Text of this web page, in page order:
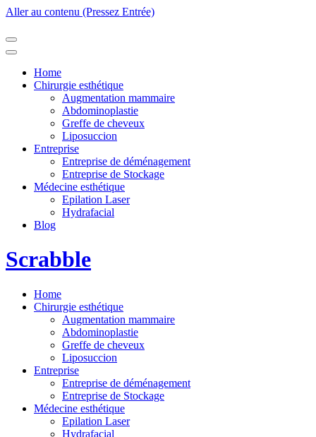
Aller au contenu (Pressez Entrée)
Home
Chirurgie esthétique
Augmentation mammaire
Abdominoplastie
Greffe de cheveux
Liposuccion
Entreprise
Entreprise de déménagement
Entreprise de Stockage
Médecine esthétique
Epilation Laser
Hydrafacial
Blog
Scrabble
Home
Chirurgie esthétique
Augmentation mammaire
Abdominoplastie
Greffe de cheveux
Liposuccion
Entreprise
Entreprise de déménagement
Entreprise de Stockage
Médecine esthétique
Epilation Laser
Hydrafacial